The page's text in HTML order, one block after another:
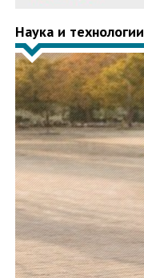
Наука и технологии